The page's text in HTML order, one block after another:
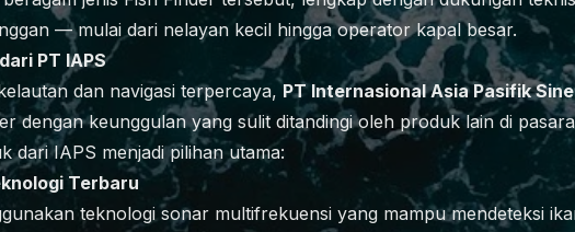
— mulai dari nelayan kecil hingga operator kapal besar.
PT IAPS
dan navigasi terpercaya, PT Internasional Asia Pasifik
dengan keunggulan yang sulit ditandingi oleh produk lain di
dari IAPS menjadi pilihan utama:
Terbaru
teknologi sonar multifrekuensi yang mampu mendeteksi